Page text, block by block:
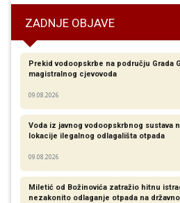
ZADNJE OBJAVE
Prekid vodoopskrbe na području Grada
magistralnog cjevovoda
09.08.2026
Voda iz javnog vodoopskrbnog sustava
lokacije ilegalnog odlagališta otpada
09.08.2026
Miletić od Božinovića zatražio hitnu
nezakonito odlaganje otpada na